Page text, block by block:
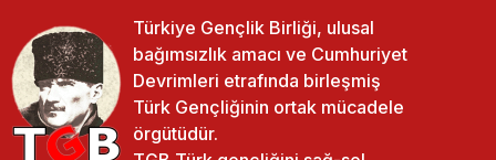
Türkiye Gençlik Birliği, ulusal
bağımsızlık amacı ve Cumhuriyet
Devrimleri etrafında birleşmiş
Türk Gençliğinin ortak mücadele
örgütüdür.